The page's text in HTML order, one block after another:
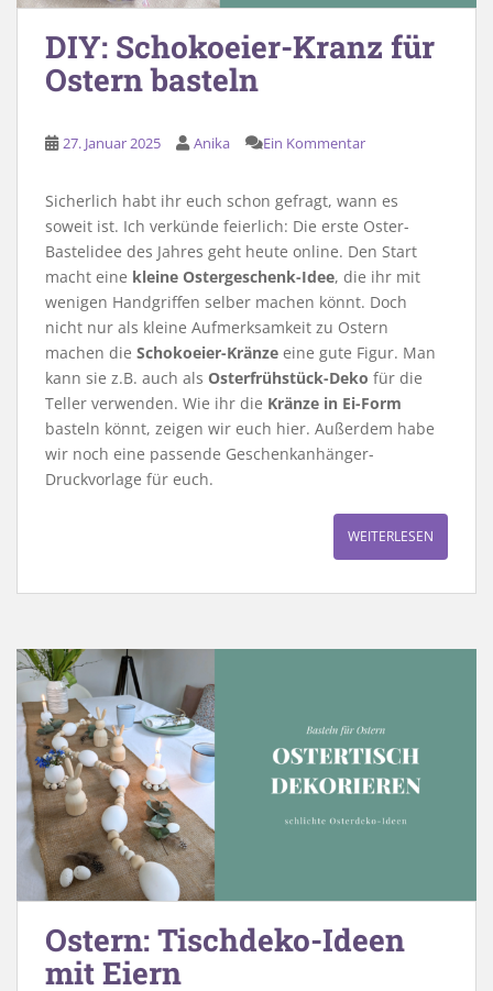
DIY: Schokoeier-Kranz für
Ostern basteln
27. Januar 2025 Anika Ein Kommentar
Sicherlich habt ihr euch schon gefragt, wann es
soweit ist. Ich verkünde feierlich: Die erste Oster-
Bastelidee des Jahres geht heute online. Den Start
macht eine kleine Ostergeschenk-Idee, die ihr mit
wenigen Handgriffen selber machen könnt. Doch
nicht nur als kleine Aufmerksamkeit zu Ostern
machen die Schokoeier-Kränze eine gute Figur. Man
kann sie z.B. auch als Osterfrühstück-Deko für die
Teller verwenden. Wie ihr die Kränze in Ei-Form
basteln könnt, zeigen wir euch hier. Außerdem habe
wir noch eine passende Geschenkanhänger-
Druckvorlage für euch.
WEITERLESEN
Ostern: Tischdeko-Ideen
mit Eiern